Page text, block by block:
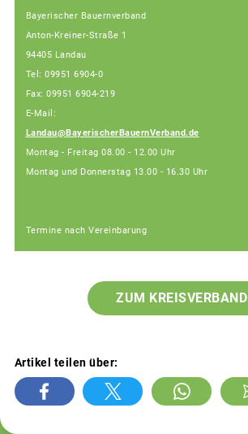
Bayerischer Bauernverband
Anton-Kreiner-Straße 1
94405 Landau
Tel: 09951 6904-0
Fax: 09951 6904-219
E-Mail:
Landau@BayerischerBauernVerband.de
Montag - Freitag 08.00 - 12.00 Uhr
Montag und Donnerstag 13.00 - 16.30 Uhr
Termine nach Vereinbarung
ZUM KREISVERBAND
Artikel teilen über: